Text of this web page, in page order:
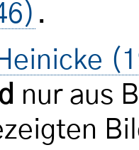
.
nur aus